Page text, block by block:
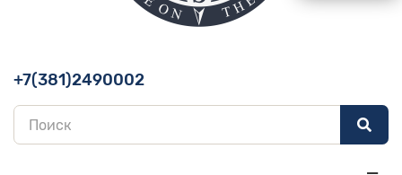
+7(381)2490002